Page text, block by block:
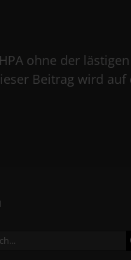
ohne der
Beitrag wird